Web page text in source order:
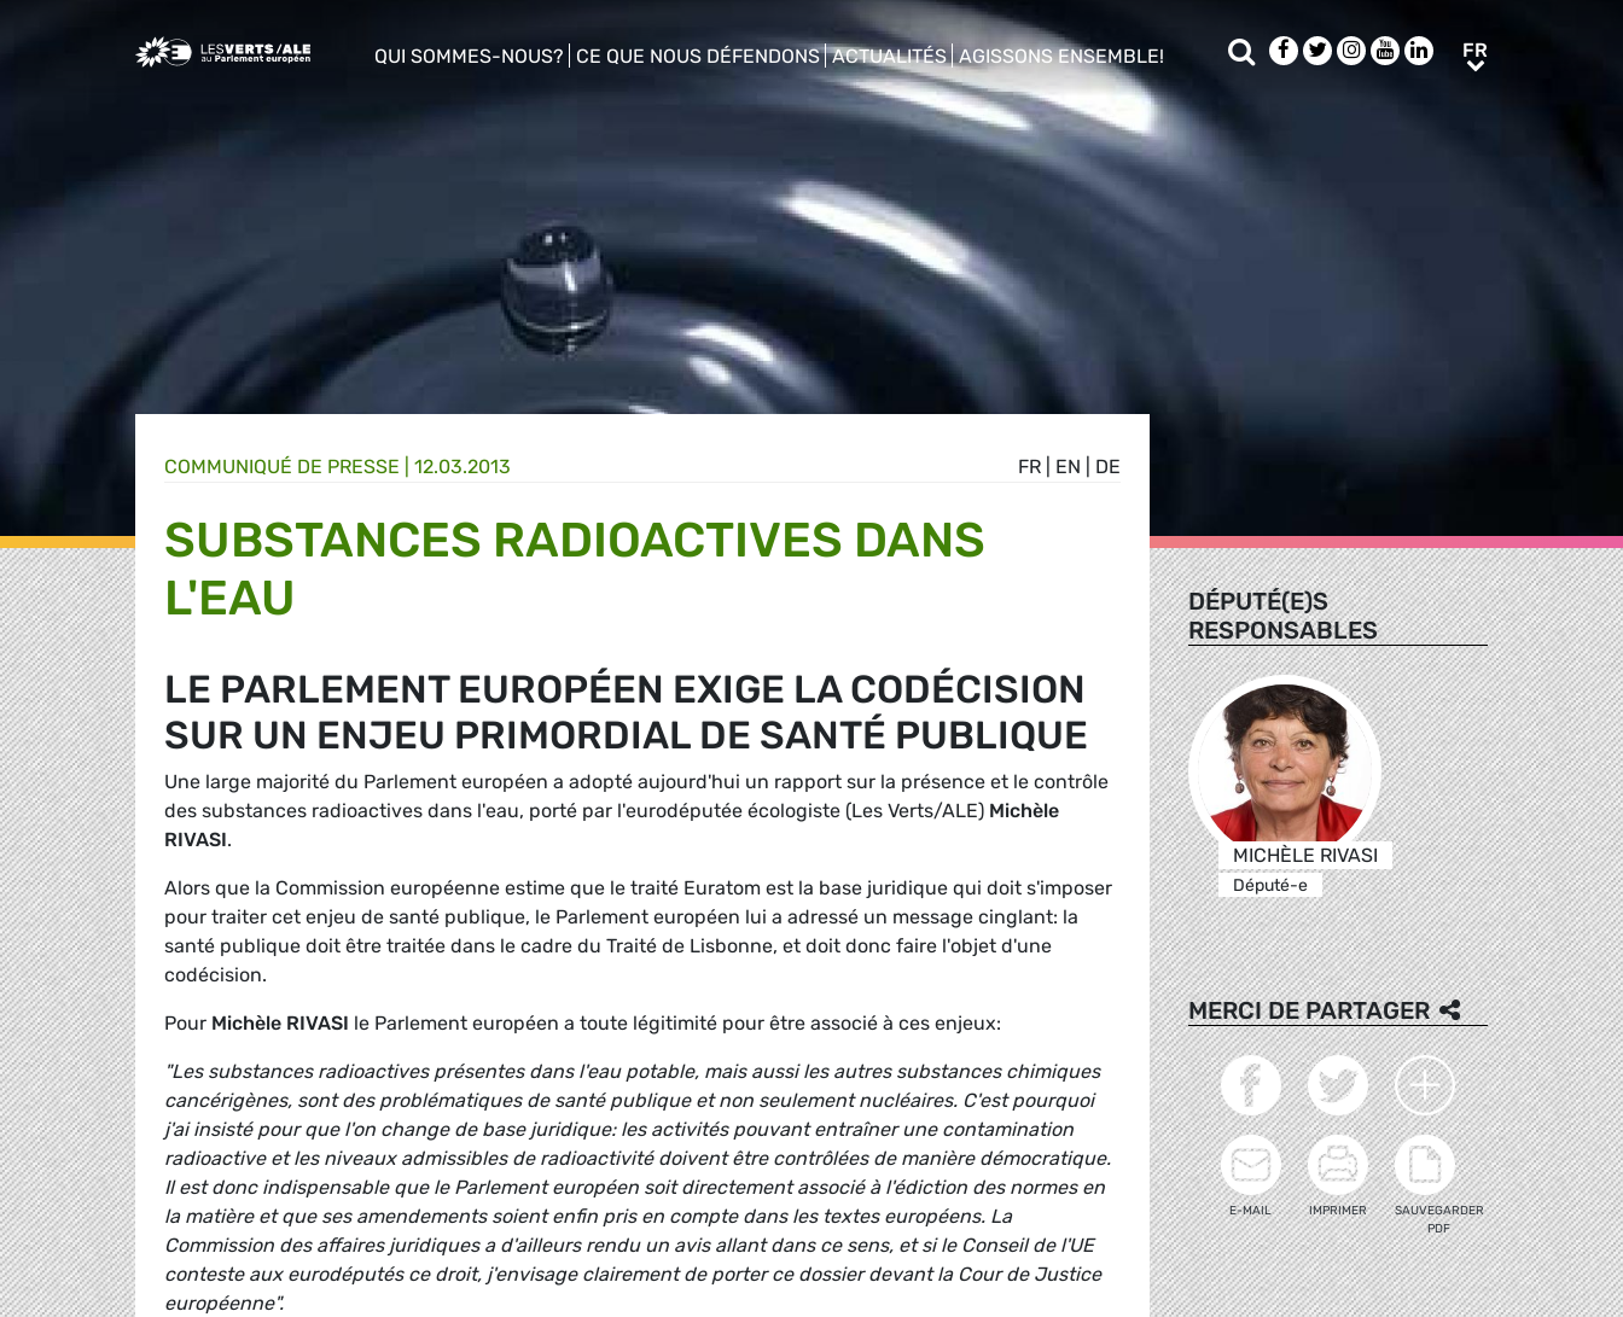
Greens/EFA Home
QUI SOMMES-NOUS?
CE QUE NOUS DÉFENDONS ACTUALITÉS
show/hide sub menu
AGISSONS ENSEMBLE!
show/hide sub menu
Rechercher
Facebook
TwitterInstagram
YoutubeLinkedIn
FR
FR EN DE
COMMUNIQUÉ DE PRESSE 12.03.2013
SUBSTANCES RADIOACTIVES DANS
L'EAU
LE PARLEMENT EUROPÉEN EXIGE LA CODÉCISION
SUR UN ENJEU PRIMORDIAL DE SANTÉ PUBLIQUE
Une large majorité du Parlement européen a adopté aujourd'hui un rapport sur la présence et le contrôle
des substances radioactives dans l'eau, porté par l'eurodéputée écologiste (Les Verts/ALE) Michèle
RIVASI.
Alors que la Commission européenne estime que le traité Euratom est la base juridique qui doit s'imposer
pour traiter cet enjeu de santé publique, le Parlement européen lui a adressé un message cinglant: la
santé publique doit être traitée dans le cadre du Traité de Lisbonne, et doit donc faire l'objet d'une
codécision.
Pour Michèle RIVASI le Parlement européen a toute légitimité pour être associé à ces enjeux:
"Les substances radioactives présentes dans l'eau potable, mais aussi les autres substances chimiques
cancérigènes, sont des problématiques de santé publique et non seulement nucléaires. C'est pourquoi
j'ai insisté pour que l'on change de base juridique: les activités pouvant entraîner une contamination
radioactive et les niveaux admissibles de radioactivité doivent être contrôlées de manière démocratique.
Il est donc indispensable que le Parlement européen soit directement associé à l'édiction des normes en
la matière et que ses amendements soient enfin pris en compte dans les textes européens. La
Commission des affaires juridiques a d'ailleurs rendu un avis allant dans ce sens, et si le Conseil de l'UE
conteste aux eurodéputés ce droit, j'envisage clairement de porter ce dossier devant la Cour de Justice
européenne".
DÉPUTÉ(E)S
RESPONSABLES
MICHÈLE RIVASI
Député-e
MERCI DE PARTAGER
E-MAIL IMPRIMER
SAUVEGARDER
PDF